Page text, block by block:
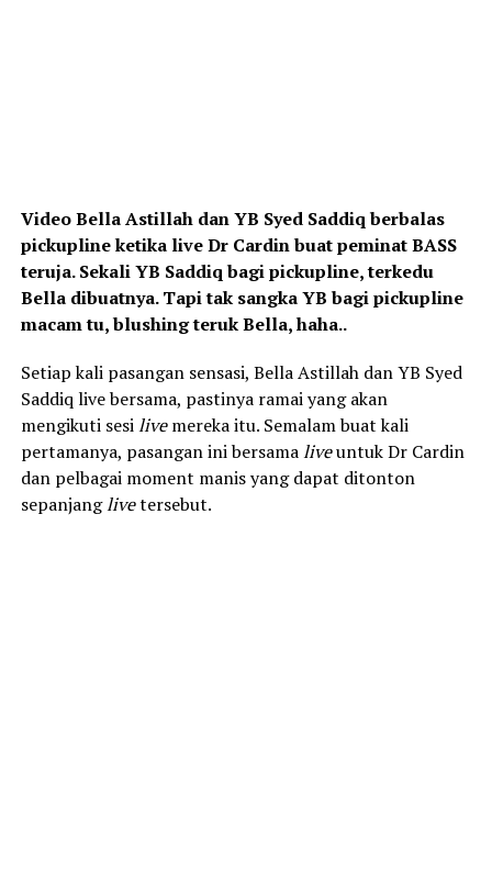
Video Bella Astillah dan YB Syed Saddiq berbalas
pickupline ketika live Dr Cardin buat peminat BASS
teruja. Sekali YB Saddiq bagi pickupline, terkedu
Bella dibuatnya. Tapi tak sangka YB bagi pickupline
macam tu, blushing teruk Bella, haha..
Setiap kali pasangan sensasi, Bella Astillah dan YB Syed
Saddiq live bersama, pastinya ramai yang akan
mengikuti sesilivemereka itu. Semalam buat kali
pertamanya, pasangan ini bersamaliveuntuk Dr Cardin
dan pelbagai moment manis yang dapat ditonton
sepanjanglivetersebut.